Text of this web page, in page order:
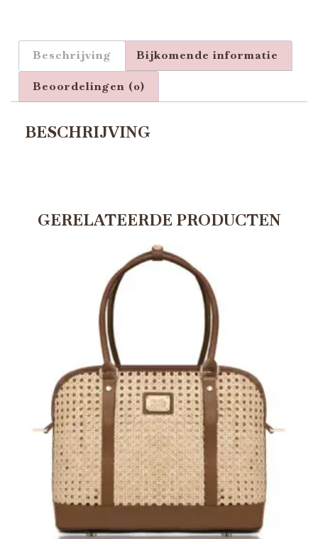
Beschrijving Bijkomende informatie
Beoordelingen (0)
BESCHRIJVING
GERELATEERDE PRODUCTEN